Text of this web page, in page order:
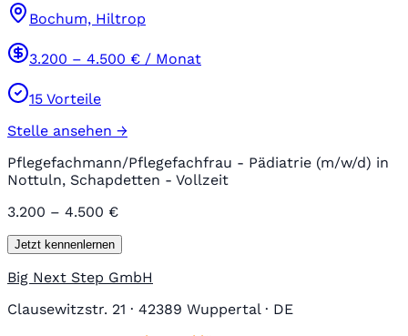
Bochum, Hiltrop
3.200 – 4.500 € / Monat
15 Vorteile
Stelle ansehen →
Pflegefachmann/Pflegefachfrau - Pädiatrie (m/w/d) in
Nottuln, Schapdetten - Vollzeit
3.200 – 4.500 €
Jetzt kennenlernen
Big Next Step GmbH
Clausewitzstr. 21 · 42389 Wuppertal · DE